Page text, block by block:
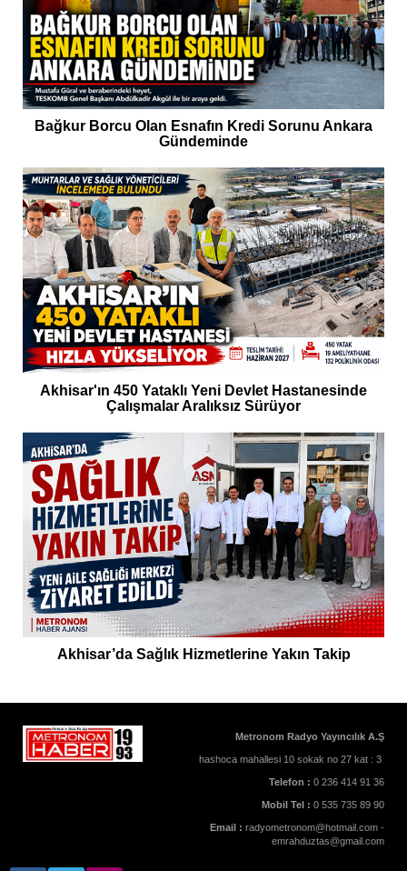
Bağkur Borcu Olan Esnafın Kredi Sorunu Ankara
Gündeminde
Akhisar'ın 450 Yataklı Yeni Devlet Hastanesinde
Çalışmalar Aralıksız Sürüyor
Akhisar’da Sağlık Hizmetlerine Yakın Takip
Metronom Radyo Yayıncılık A.Ş
hashoca mahallesi 10 sokak no 27 kat : 3
Telefon : 0 236 414 91 36
Mobil Tel : 0 535 735 89 90
Email : radyometronom@hotmail.com -
emrahduztas@gmail.com